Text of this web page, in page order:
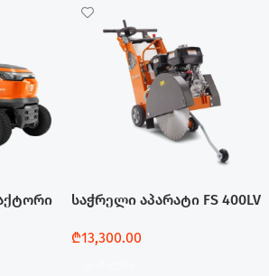
საჭრელი აპარატი FS 400LV
₾13,300.00